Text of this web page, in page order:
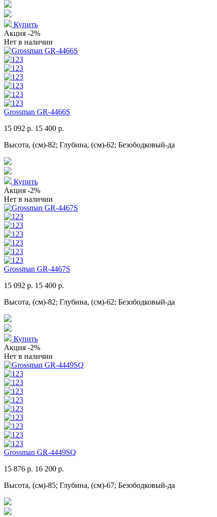
Купить
Акция -2%
Нет в наличии
Grossman GR-4466S
15 092 р. 15 400 р.
Высота, (см)-82; Глубина, (см)-62; Безободковый-да
Купить
Акция -2%
Нет в наличии
Grossman GR-4467S
15 092 р. 15 400 р.
Высота, (см)-82; Глубина, (см)-62; Безободковый-да
Купить
Акция -2%
Нет в наличии
Grossman GR-4449SQ
15 876 р. 16 200 р.
Высота, (см)-85; Глубина, (см)-67; Безободковый-да